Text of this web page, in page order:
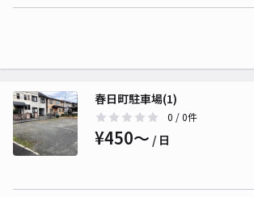
春日町駐車場(1)
0 / 0件
¥450〜 / 日